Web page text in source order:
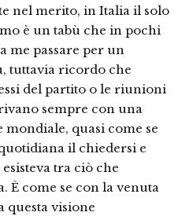
nel merito, in Italia il solo
è un tabù che in pochi
me passare per un
tuttavia ricordo che
del partito o le riunioni
sempre con una
mondiale, quasi come se
il chiedersi e
tra ciò che
È come se con la venuta
questa visione